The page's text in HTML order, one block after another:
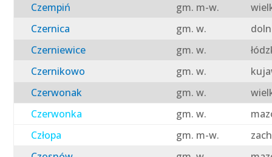
Czempiń
gm. m-w.
Czernica
gm. w.
Czerniewice
gm. w.
Czernikowo
gm. w.
Czerwonak
gm. w.
Czerwonka
gm. w.
Człopa
gm. m-w.